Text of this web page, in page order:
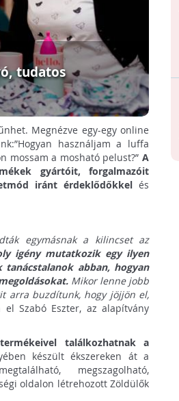
tudatos
Megnézve egy-egy online
használjam a luffa
mossam a mosható pelust?” A
gyártóit, forgalmazóit
iránt érdeklődőkkel és
egymásnak a kilincset az
igény mutatkozik egy ilyen
abban, hogyan
Mikor lenne jobb
arra buzdítunk, hogy jöjjön el,
Szabó Eszter, az alapítvány
találkozhatnak a
készült ékszereken át a
megszagolható,
oldalon létrehozott Zöldülők